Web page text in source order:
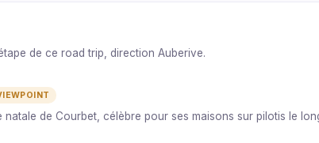
de ce road trip, direction Auberive.
de Courbet, célèbre pour ses maisons sur pilotis le